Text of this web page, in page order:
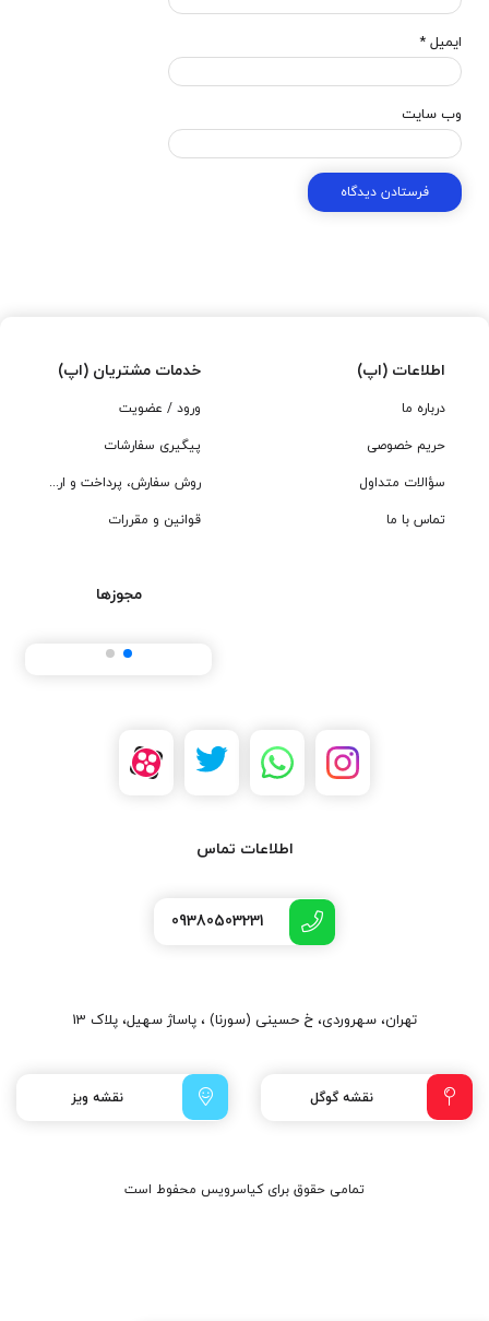
ایمیل *
وب‌ سایت
اطلاعات (اپ)
درباره ما
حریم خصوصی
سؤالات متداول
تماس با ما
خدمات مشتریان (اپ)
ورود / عضویت
پیگیری سفارشات
روش سفارش، پرداخت و ارسال
قوانین و مقررات
مجوزها
اطلاعات تماس
09380503231
تهران، سهروردی، خ حسینی (سورنا) ، پاساژ سهیل، پلاک 13
نقشه گوگل نقشه ویز
تمامی حقوق برای کیاسرویس محفوط است